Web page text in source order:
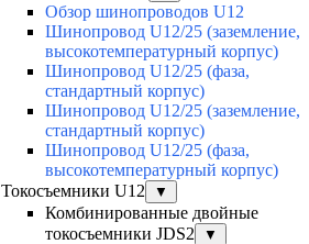
Обзор шинопроводов U12
Шинопровод U12/25 (заземление,
высокотемпературный корпус)
Шинопровод U12/25 (фаза,
стандартный корпус)
Шинопровод U12/25 (заземление,
стандартный корпус)
Шинопровод U12/25 (фаза,
высокотемпературный корпус)
Токосъемники U12
▼
Комбинированные двойные
токосъемники JDS2
▼